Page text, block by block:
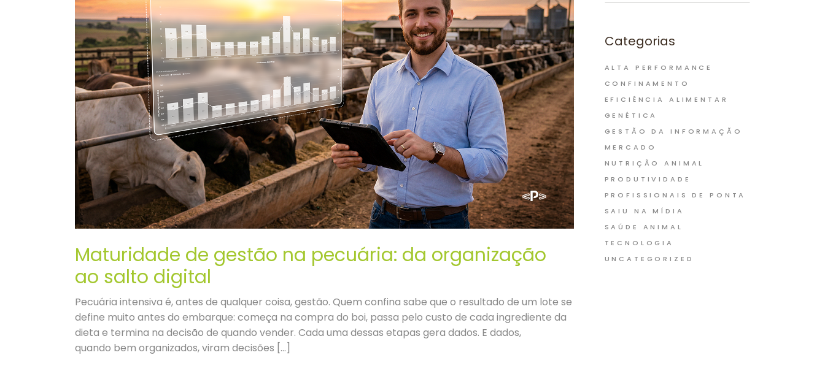
Maturidade de gestão na pecuária: da organização
ao salto digital
Pecuária intensiva é, antes de qualquer coisa, gestão. Quem confina sabe que o resultado de um lote se
define muito antes do embarque: começa na compra do boi, passa pelo custo de cada ingrediente da
dieta e termina na decisão de quando vender. Cada uma dessas etapas gera dados. E dados,
quando bem organizados, viram decisões […]
Categorias
ALTA PERFORMANCE
CONFINAMENTO
EFICIÊNCIA ALIMENTAR
GENÉTICA
GESTÃO DA INFORMAÇÃO
MERCADO
NUTRIÇÃO ANIMAL
PRODUTIVIDADE
PROFISSIONAIS DE PONTA
SAIU NA MÍDIA
SAÚDE ANIMAL
TECNOLOGIA
UNCATEGORIZED